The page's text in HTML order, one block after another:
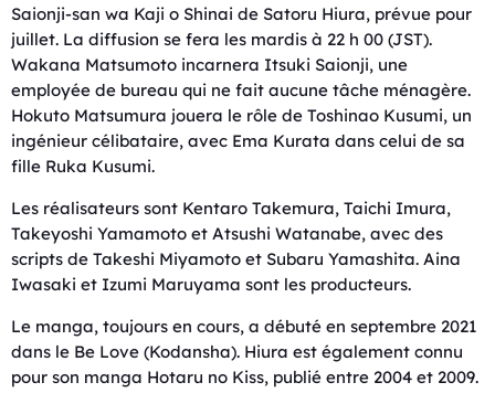
Saionji-san wa Kaji o Shinai de Satoru Hiura, prévue pour
juillet. La diffusion se fera les mardis à 22 h 00 (JST).
Wakana Matsumoto incarnera Itsuki Saionji, une
employée de bureau qui ne fait aucune tâche ménagère.
Hokuto Matsumura jouera le rôle de Toshinao Kusumi, un
ingénieur célibataire, avec Ema Kurata dans celui de sa
fille Ruka Kusumi.
Les réalisateurs sont Kentaro Takemura, Taichi Imura,
Takeyoshi Yamamoto et Atsushi Watanabe, avec des
scripts de Takeshi Miyamoto et Subaru Yamashita. Aina
Iwasaki et Izumi Maruyama sont les producteurs.
Le manga, toujours en cours, a débuté en septembre 2021
dans le Be Love (Kodansha). Hiura est également connu
pour son manga Hotaru no Kiss, publié entre 2004 et 2009.